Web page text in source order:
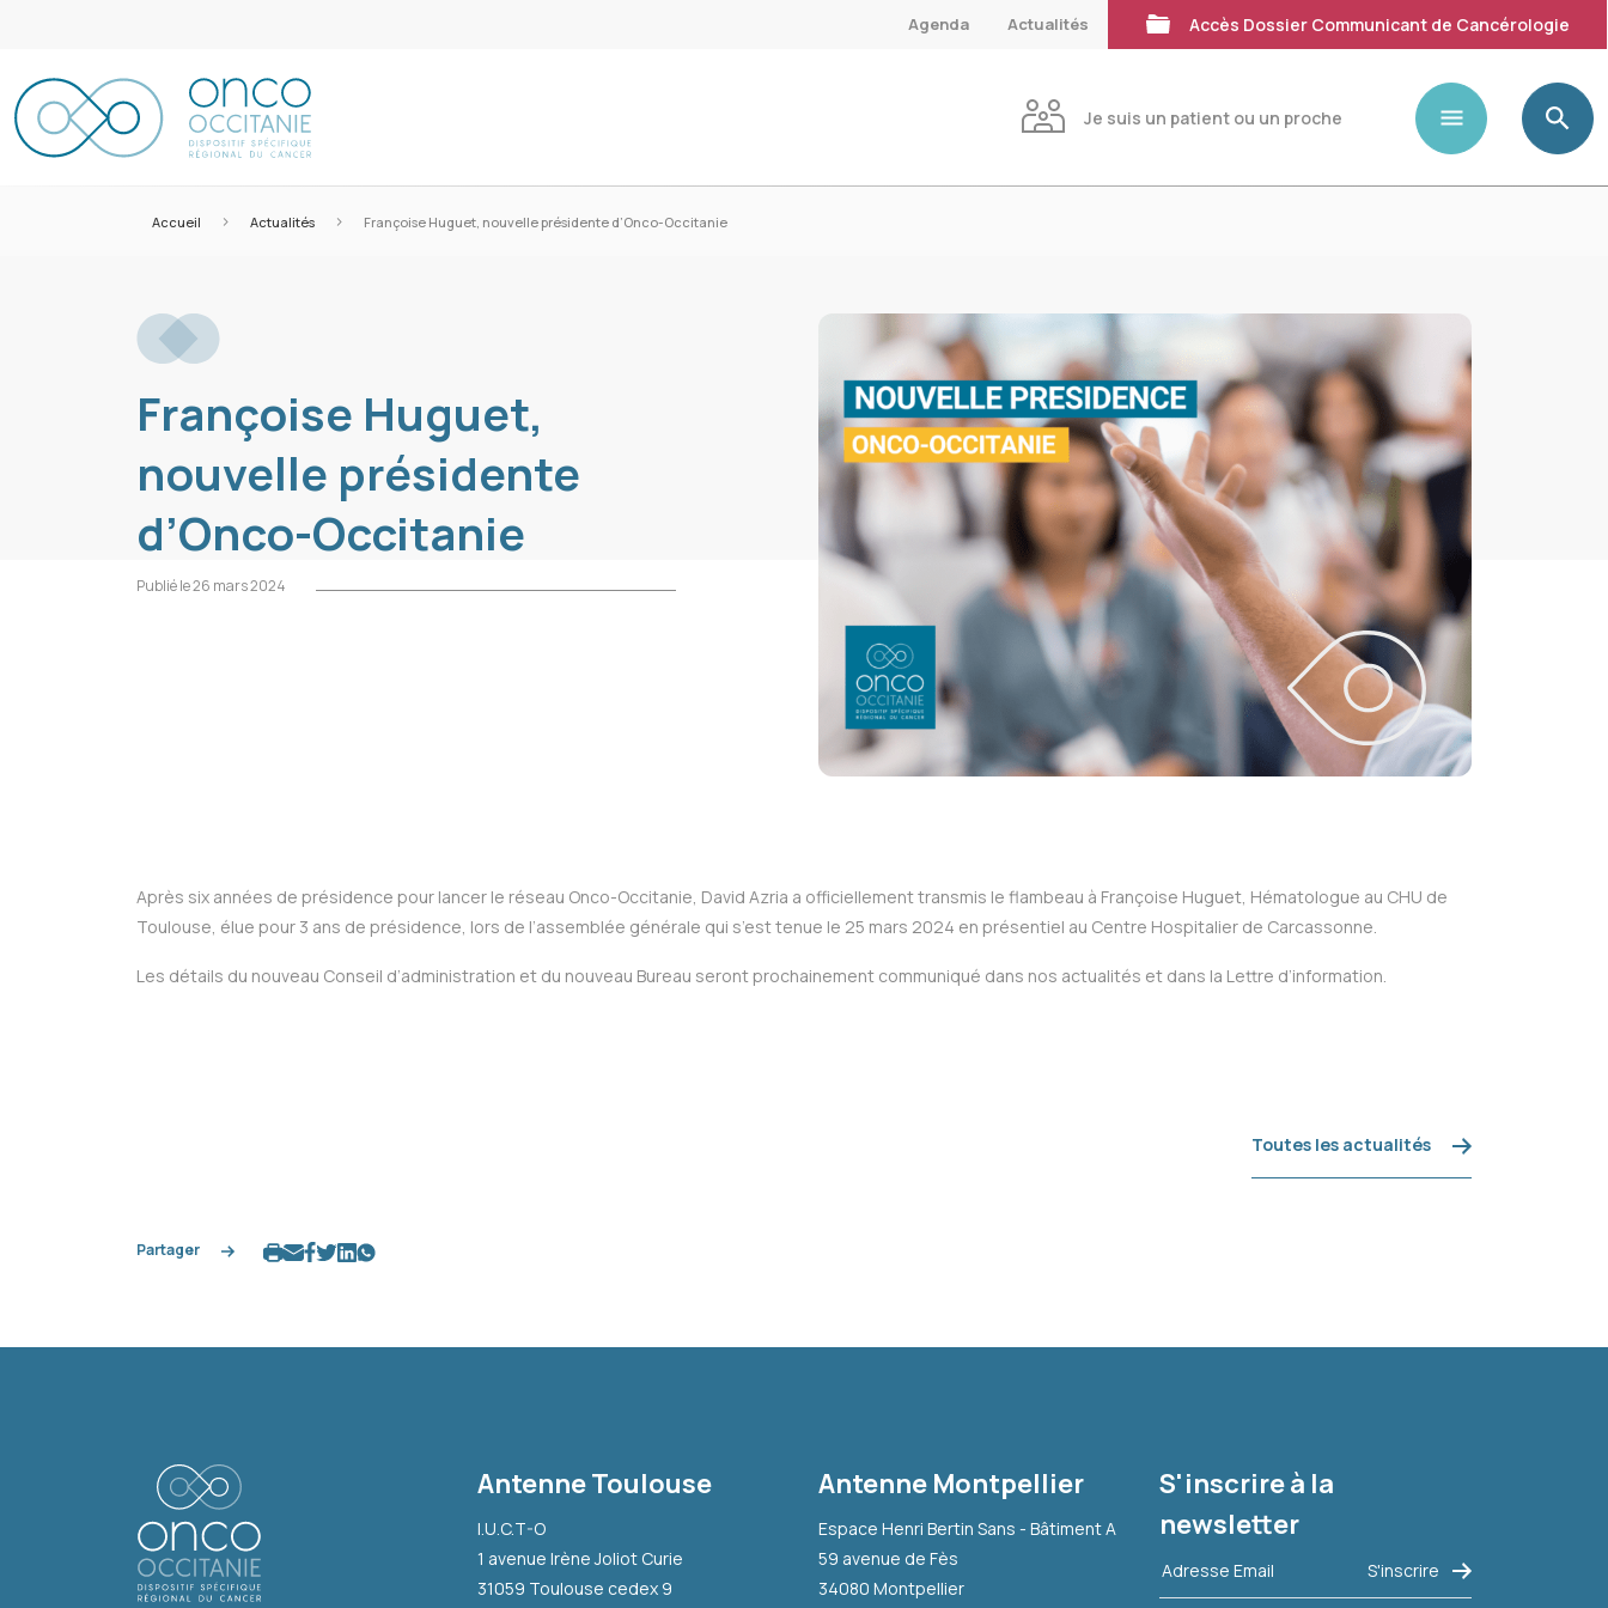
Agenda Actualités Accès Dossier Communicant de Cancérologie
Je suis un patient ou un proche
Accueil > Actualités > Françoise Huguet, nouvelle présidente d’Onco-Occitanie
Françoise Huguet,
nouvelle présidente
d’Onco-Occitanie
Publié le 26 mars 2024
Après six années de présidence pour lancer le réseau Onco-Occitanie, David Azria a officiellement transmis le flambeau à Françoise Huguet, Hématologue au CHU de
Toulouse, élue pour 3 ans de présidence, lors de l’assemblée générale qui s’est tenue le 25 mars 2024 en présentiel au Centre Hospitalier de Carcassonne.
Les détails du nouveau Conseil d’administration et du nouveau Bureau seront prochainement communiqué dans nos actualités et dans la Lettre d’information.
Toutes les actualités
Partager
Antenne Toulouse
I.U.C.T-O
1 avenue Irène Joliot Curie
31059 Toulouse cedex 9
Antenne Montpellier
Espace Henri Bertin Sans - Bâtiment A
59 avenue de Fès
34080 Montpellier
S'inscrire à la
newsletter